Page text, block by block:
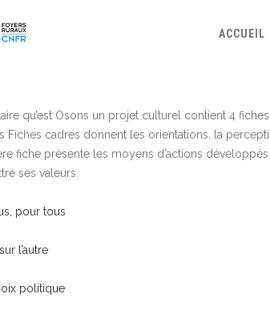
ACCUEIL
qu’est Osons un projet culturel contient 4
Fiches cadres donnent les orientations, la
fiche présente les moyens d’actions
ses valeurs.
pour tous
l’autre
politique